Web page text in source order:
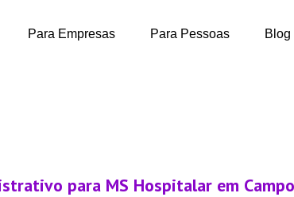
Para Empresas Para Pessoas Blog
para MS Hospitalar em Campo